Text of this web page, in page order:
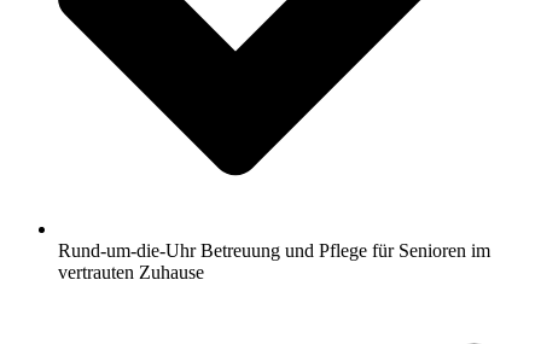
Rund-um-die-Uhr Betreuung und Pflege für Senioren im
vertrauten Zuhause